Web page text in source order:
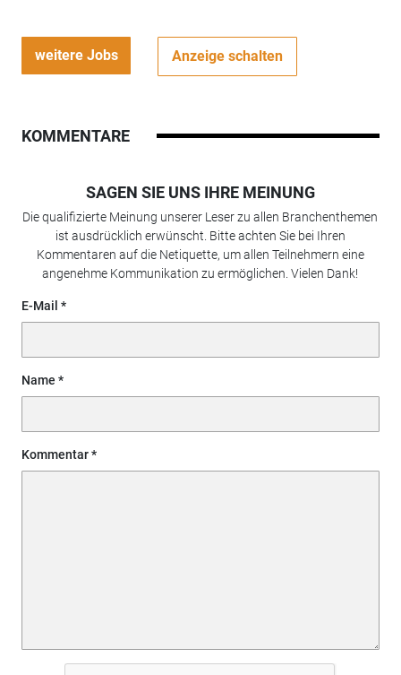
weitere Jobs Anzeige schalten
KOMMENTARE
SAGEN SIE UNS IHRE MEINUNG
Die qualifizierte Meinung unserer Leser zu allen Branchenthemen
ist ausdrücklich erwünscht. Bitte achten Sie bei Ihren
Kommentaren auf die Netiquette, um allen Teilnehmern eine
angenehme Kommunikation zu ermöglichen. Vielen Dank!
E-Mail
Name
Kommentar